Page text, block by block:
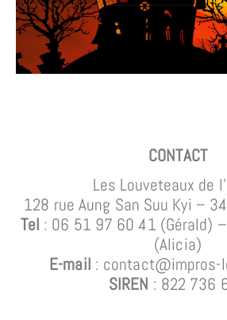
CONTACT
Les Louveteaux de
128 rue Aung San Suu Kyi –
Tel : 06 51 97 60 41 (Gérald)
(Alicia)
E-mail : contact@impros-
SIREN : 822 736